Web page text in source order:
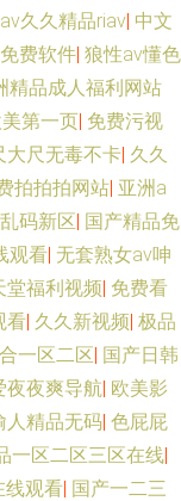
久久精品riav| 中文
费软件| 狼性av懂色
精品成人福利网站
第一页| 免费污视
大尺无毒不卡| 久久
拍拍拍网站| 亚洲a
码新区| 国产精品免
观看| 无套熟女av呻
堂福利视频| 免费看
看| 久久新视频| 极品
一区二区| 国产日韩
夜夜爽导航| 欧美影
人精品无码| 色屁屁
一区二区三区在线|
线观看| 国产一二三